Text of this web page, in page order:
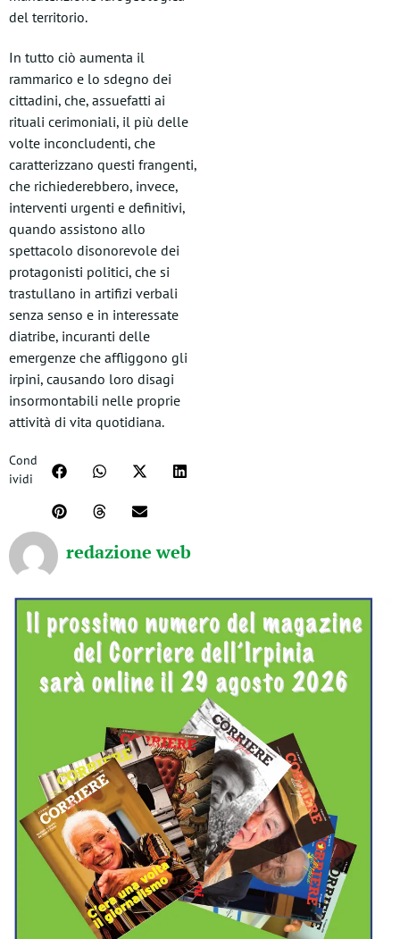
del territorio.
In tutto ciò aumenta il
rammarico e lo sdegno dei
cittadini, che, assuefatti ai
rituali cerimoniali, il più delle
volte inconcludenti, che
caratterizzano questi frangenti,
che richiederebbero, invece,
interventi urgenti e definitivi,
quando assistono allo
spettacolo disonorevole dei
protagonisti politici, che si
trastullano in artifizi verbali
senza senso e in interessate
diatribe, incuranti delle
emergenze che affliggono gli
irpini, causando loro disagi
insormontabili nelle proprie
attività di vita quotidiana.
Cond
ividi
redazione web